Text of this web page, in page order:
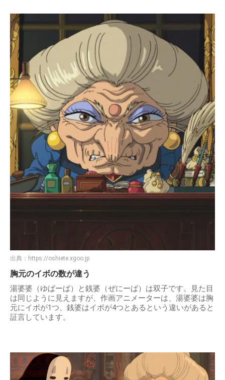
出典： https://oshiete.xgoo.jp
胸元のイボの数が違う
湯婆婆（ゆばーば）と銭婆（ぜにーば）は双子です。見た目
は同じように見えますが、作画アニメーターは、湯婆婆は胸
元にイボが1つ、銭婆はイボが4つとあるという違いがあると
証言しています。